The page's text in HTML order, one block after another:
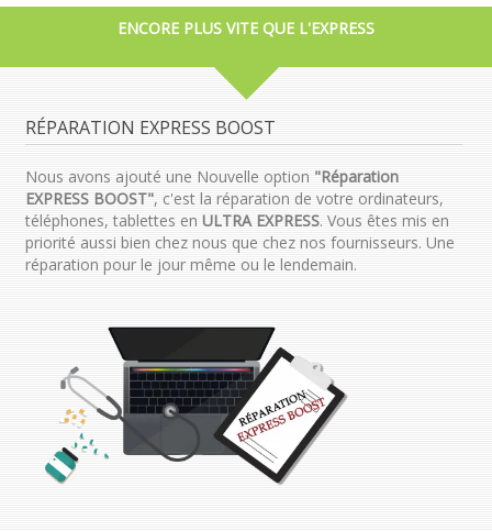
ENCORE PLUS VITE QUE L'EXPRESS
RÉPARATION EXPRESS BOOST
Nous avons ajouté une Nouvelle option "Réparation
EXPRESS BOOST", c'est la réparation de votre ordinateurs,
téléphones, tablettes en ULTRA EXPRESS. Vous êtes mis en
priorité aussi bien chez nous que chez nos fournisseurs. Une
réparation pour le jour même ou le lendemain.